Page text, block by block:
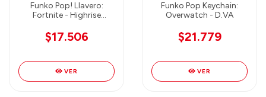
Funko Pop! Llavero:
Fortnite - Highrise
$17.506
VER
Funko Pop Keychain:
Overwatch - D.VA
$21.779
VER